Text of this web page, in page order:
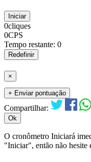
Iniciar
0cliques
0CPS
Tempo restante: 0
Redefinir
×
+ Enviar pontuação
Compartilhar:
Ok
O cronômetro Iniciará
"Iniciar", então não hesite